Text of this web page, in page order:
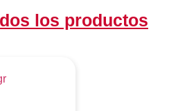
los productos